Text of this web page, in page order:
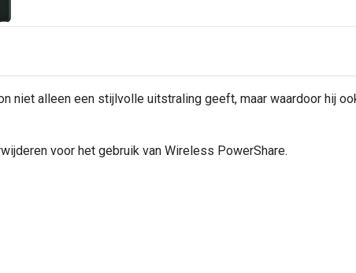
niet alleen een stijlvolle uitstraling geeft, maar waardoor hij
voor het gebruik van Wireless PowerShare.